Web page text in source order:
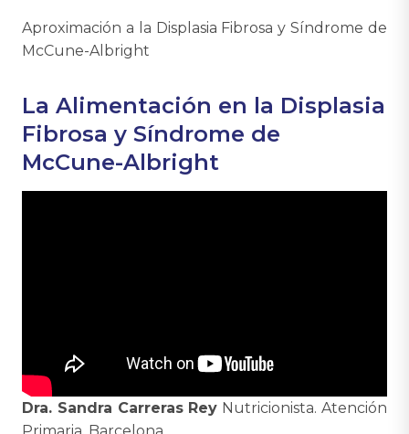
Aproximación a la Displasia Fibrosa y Síndrome de
McCune-Albright
La Alimentación en la Displasia
Fibrosa y Síndrome de
McCune-Albright
Dra. Sandra Carreras Rey Nutricionista. Atención